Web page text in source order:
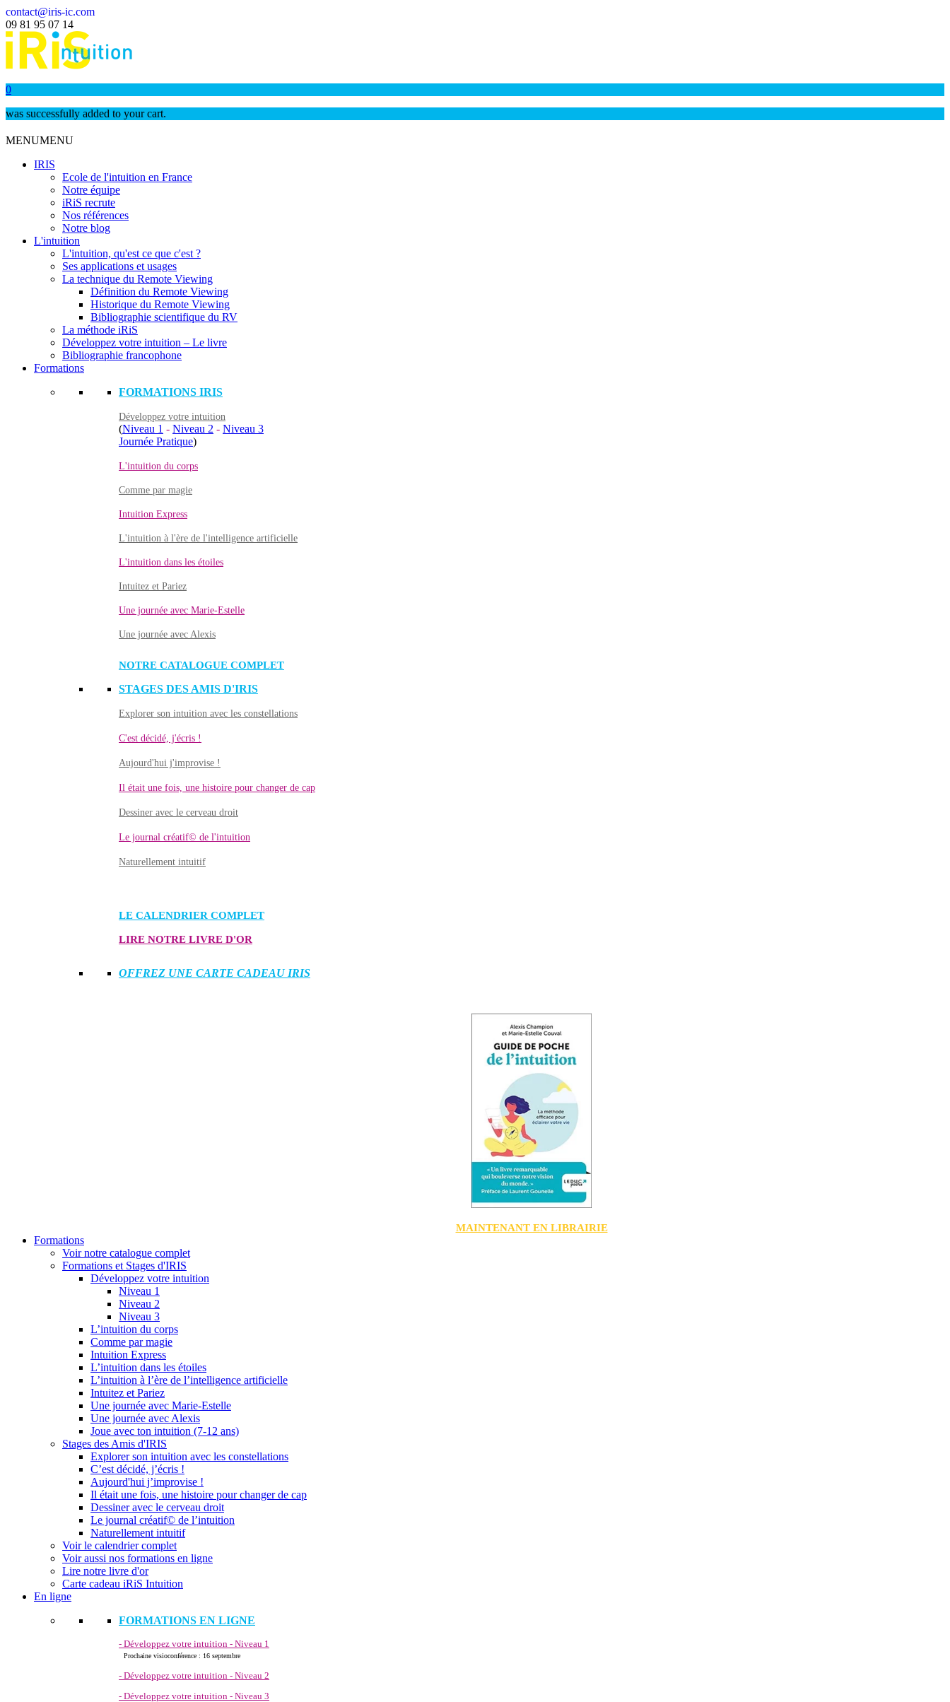
contact@iris-ic.com
09 81 95 07 14
0
was successfully added to your cart.
MENUMENU
IRIS
Ecole de l'intuition en France
Notre équipe
iRiS recrute
Nos références
Notre blog
L'intuition
L'intuition, qu'est ce que c'est ?
Ses applications et usages
La technique du Remote Viewing
Définition du Remote Viewing
Historique du Remote Viewing
Bibliographie scientifique du RV
La méthode iRiS
Développez votre intuition – Le livre
Bibliographie francophone
Formations
FORMATIONS IRIS
Développez votre intuition
(Niveau 1 - Niveau 2 - Niveau 3
Journée Pratique)
L'intuition du corps
Comme par magie
Intuition Express
L'intuition à l'ère de l'intelligence artificielle
L'intuition dans les étoiles
Intuitez et Pariez
Une journée avec Marie-Estelle
Une journée avec Alexis
NOTRE CATALOGUE COMPLET
STAGES DES AMIS D'IRIS
Explorer son intuition avec les constellations
C'est décidé, j'écris !
Aujourd'hui j'improvise !
Il était une fois, une histoire pour changer de cap
Dessiner avec le cerveau droit
Le journal créatif© de l'intuition
Naturellement intuitif
LE CALENDRIER COMPLET
LIRE NOTRE LIVRE D'OR
OFFREZ UNE CARTE CADEAU IRIS
MAINTENANT EN LIBRAIRIE
Formations
Voir notre catalogue complet
Formations et Stages d'IRIS
Développez votre intuition
Niveau 1
Niveau 2
Niveau 3
L’intuition du corps
Comme par magie
Intuition Express
L’intuition dans les étoiles
L’intuition à l’ère de l’intelligence artificielle
Intuitez et Pariez
Une journée avec Marie-Estelle
Une journée avec Alexis
Joue avec ton intuition (7-12 ans)
Stages des Amis d'IRIS
Explorer son intuition avec les constellations
C’est décidé, j’écris !
Aujourd'hui j’improvise !
Il était une fois, une histoire pour changer de cap
Dessiner avec le cerveau droit
Le journal créatif© de l’intuition
Naturellement intuitif
Voir le calendrier complet
Voir aussi nos formations en ligne
Lire notre livre d'or
Carte cadeau iRiS Intuition
En ligne
FORMATIONS EN LIGNE
- Développez votre intuition - Niveau 1
Prochaine visioconférence : 16 septembre
- Développez votre intuition - Niveau 2
- Développez votre intuition - Niveau 3